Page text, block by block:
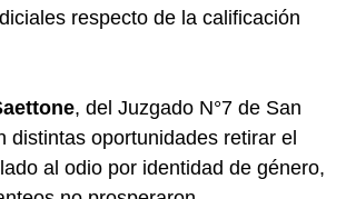
respecto de la calificación
, del Juzgado N°7 de San
distintas oportunidades retirar el
al odio por identidad de género,